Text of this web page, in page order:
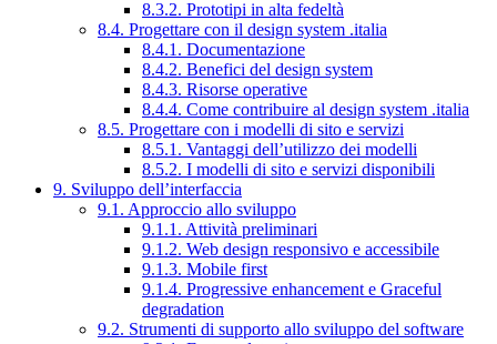
8.3.2. Prototipi in alta fedeltà
8.4. Progettare con il design system .italia
8.4.1. Documentazione
8.4.2. Benefici del design system
8.4.3. Risorse operative
8.4.4. Come contribuire al design system .italia
8.5. Progettare con i modelli di sito e servizi
8.5.1. Vantaggi dell’utilizzo dei modelli
8.5.2. I modelli di sito e servizi disponibili
9. Sviluppo dell’interfaccia
9.1. Approccio allo sviluppo
9.1.1. Attività preliminari
9.1.2. Web design responsivo e accessibile
9.1.3. Mobile first
9.1.4. Progressive enhancement e Graceful
degradation
9.2. Strumenti di supporto allo sviluppo del software